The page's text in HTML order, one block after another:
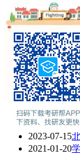
推荐免试
现场确认
在职硕士
考场安排
学费奖助
联系方式
专业介绍
专业课辅导
2021考研热门话题
2023-07-15
2021-01-20